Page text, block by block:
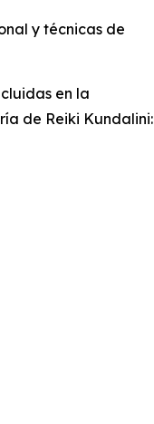
y técnicas de
en la
de Reiki Kundalini: